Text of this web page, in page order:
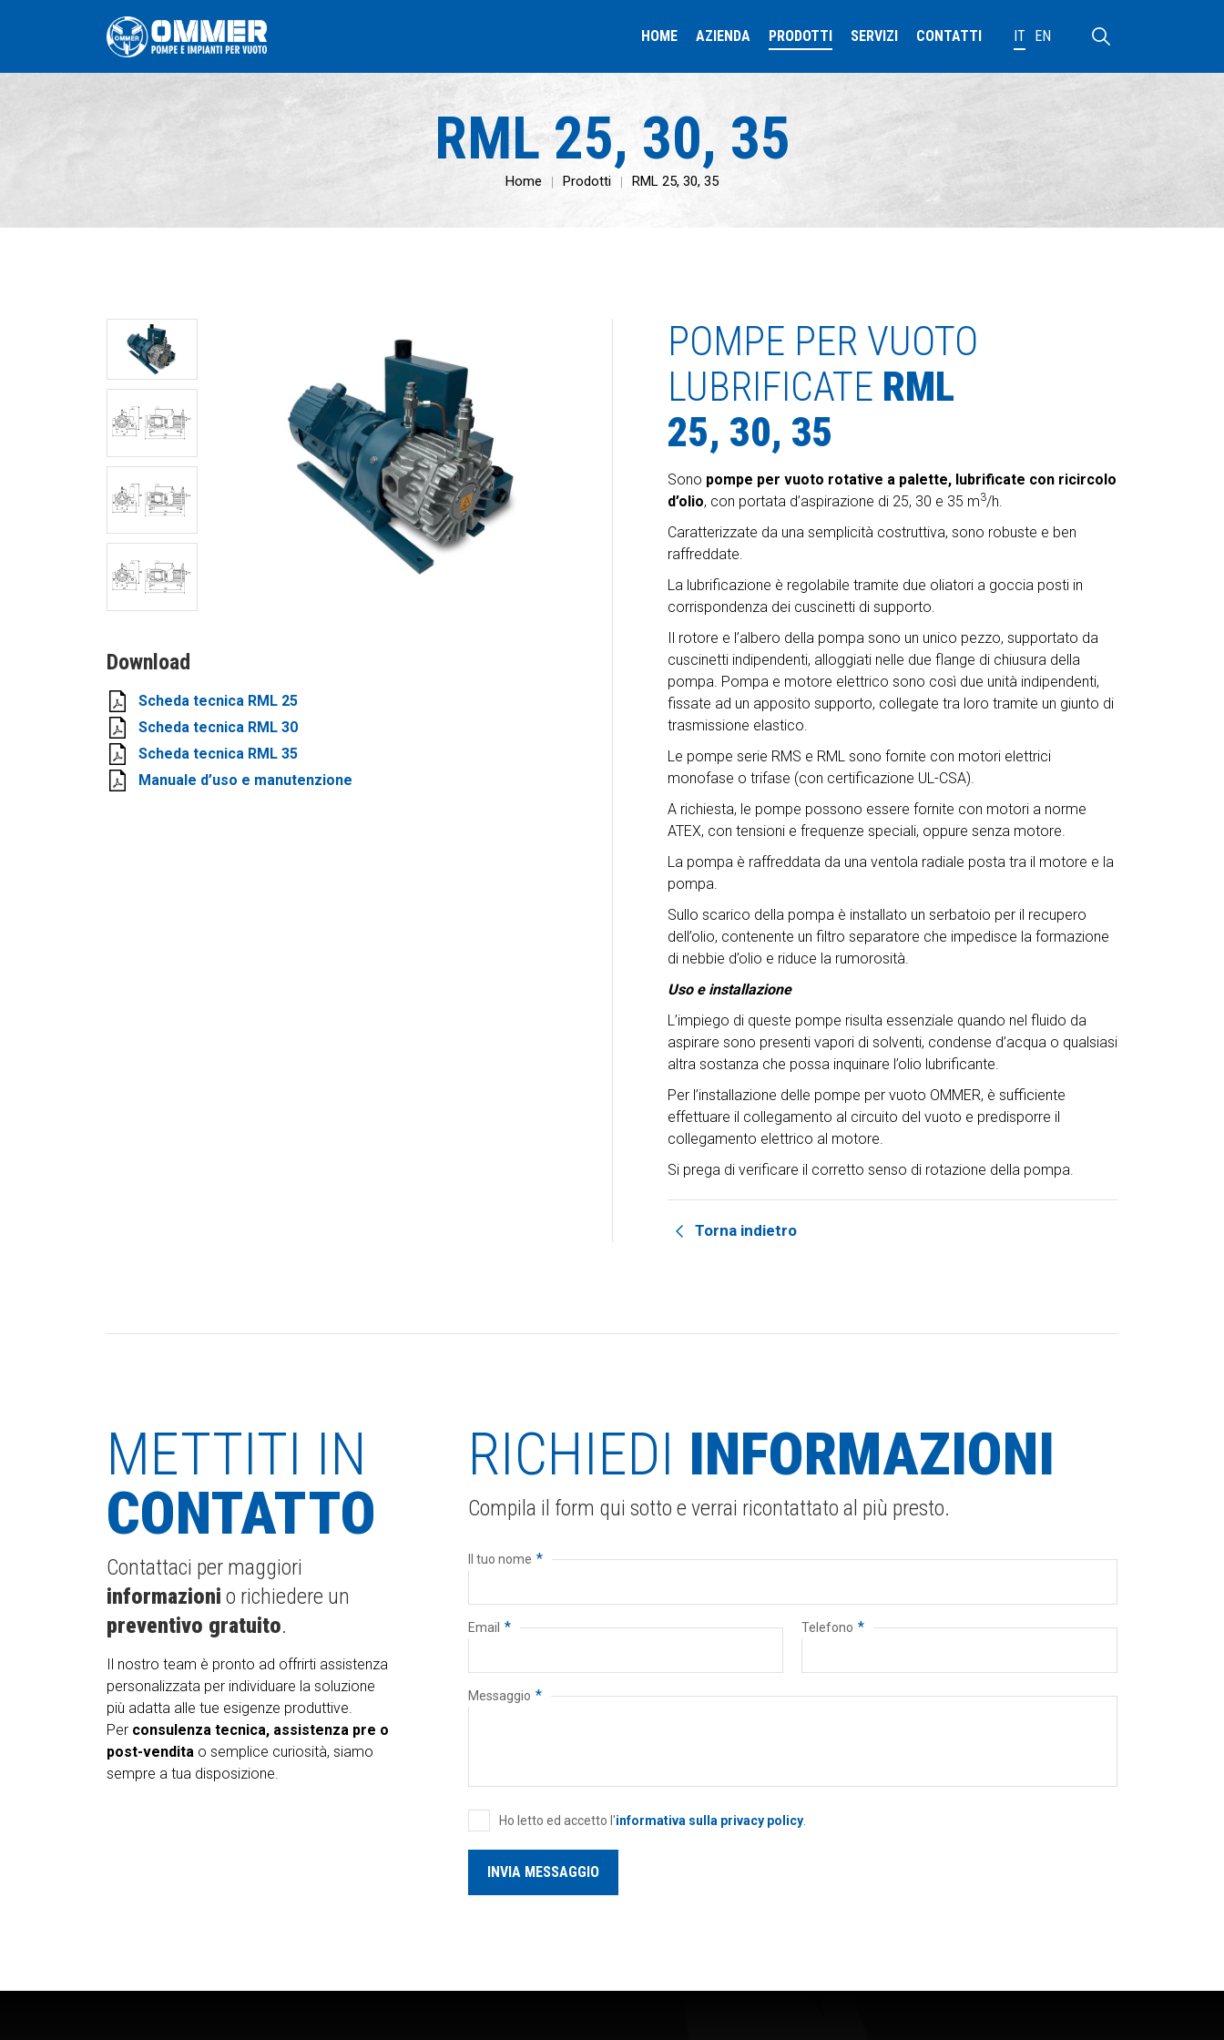
HOME AZIENDA PRODOTTI SERVIZI CONTATTI IT EN
RML 25, 30, 35
Home Prodotti RML 25, 30, 35
Download
Scheda tecnica RML 25
Scheda tecnica RML 30
Scheda tecnica RML 35
Manuale d’uso e manutenzione
POMPE PER VUOTO
LUBRIFICATE RML
25, 30, 35
Sono pompe per vuoto rotative a palette, lubrificate con ricircolo
d’olio, con portata d’aspirazione di 25, 30 e 35 m3/h.
Caratterizzate da una semplicità costruttiva, sono robuste e ben
raffreddate.
La lubrificazione è regolabile tramite due oliatori a goccia posti in
corrispondenza dei cuscinetti di supporto.
Il rotore e l’albero della pompa sono un unico pezzo, supportato da
cuscinetti indipendenti, alloggiati nelle due flange di chiusura della
pompa. Pompa e motore elettrico sono così due unità indipendenti,
fissate ad un apposito supporto, collegate tra loro tramite un giunto di
trasmissione elastico.
Le pompe serie RMS e RML sono fornite con motori elettrici
monofase o trifase (con certificazione UL-CSA).
A richiesta, le pompe possono essere fornite con motori a norme
ATEX, con tensioni e frequenze speciali, oppure senza motore.
La pompa è raffreddata da una ventola radiale posta tra il motore e la
pompa.
Sullo scarico della pompa è installato un serbatoio per il recupero
dell’olio, contenente un filtro separatore che impedisce la formazione
di nebbie d’olio e riduce la rumorosità.
Uso e installazione
L’impiego di queste pompe risulta essenziale quando nel fluido da
aspirare sono presenti vapori di solventi, condense d’acqua o qualsiasi
altra sostanza che possa inquinare l’olio lubrificante.
Per l’installazione delle pompe per vuoto OMMER, è sufficiente
effettuare il collegamento al circuito del vuoto e predisporre il
collegamento elettrico al motore.
Si prega di verificare il corretto senso di rotazione della pompa.
Torna indietro
METTITI IN
CONTATTO
Contattaci per maggiori
informazioni o richiedere un
preventivo gratuito.
Il nostro team è pronto ad offrirti assistenza
personalizzata per individuare la soluzione
più adatta alle tue esigenze produttive.
Per consulenza tecnica, assistenza pre o
post-vendita o semplice curiosità, siamo
sempre a tua disposizione.
RICHIEDI INFORMAZIONI
Compila il form qui sotto e verrai ricontattato al più presto.
Il tuo nome *
Email * Telefono *
Messaggio *
Ho letto ed accetto l'informativa sulla privacy policy.